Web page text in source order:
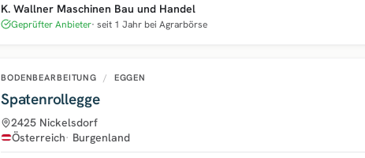
K. Wallner Maschinen Bau und Handel
Geprüfter Anbieter seit 1 Jahr bei Agrarbörse
BODENBEARBEITUNG / EGGEN
Spatenrollegge
2425 Nickelsdorf
Österreich
Burgenland